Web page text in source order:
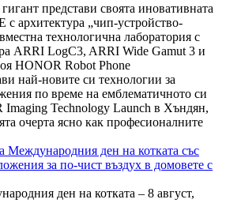
представи своята иновативната
архитектура „чип-устройство-
технологична лаборатория с
ARRI LogC3, ARRI Wide Gamut 3 и
HONOR Robot Phone
най-новите си технологии за
по време на емблематичното си
Imaging Technology Launch в Хъндян,
очерта ясно как професионалните
Международния ден на котката със
за по-чист въздух в домовете с
ден на котката – 8 август,